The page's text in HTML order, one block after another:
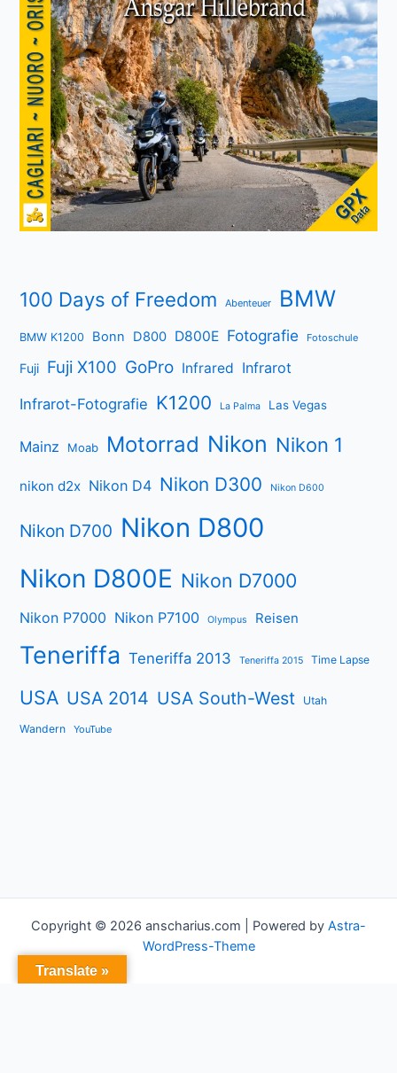
100 Days of Freedom Abenteuer BMW
BMW K1200 Bonn D800 D800E Fotografie Fotoschule
Fuji Fuji X100 GoPro Infrared Infrarot
Infrarot-Fotografie K1200 La Palma Las Vegas
Mainz Moab Motorrad Nikon Nikon 1
nikon d2x Nikon D4 Nikon D300 Nikon D600
Nikon D700 Nikon D800
Nikon D800E Nikon D7000
Nikon P7000 Nikon P7100 Olympus Reisen
Teneriffa Teneriffa 2013 Teneriffa 2015 Time Lapse
USA USA 2014 USA South-West Utah
Wandern YouTube
Copyright © 2026 anscharius.com | Powered by Astra-
WordPress-Theme
Translate »